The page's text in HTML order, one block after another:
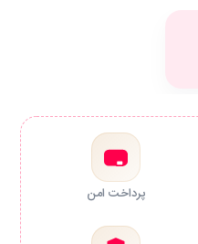
پرداخت امن